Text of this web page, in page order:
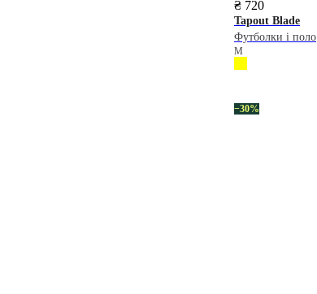
₴ 720
Tapout Blade
Футболки і поло
M
−30%